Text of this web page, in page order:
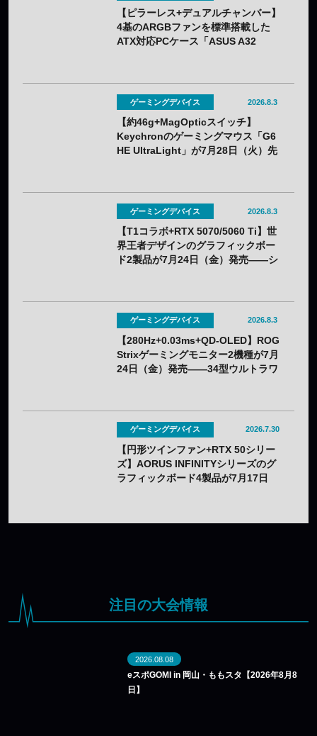
【ピラーレス+デュアルチャンバー】
4基のARGBファンを標準搭載した
ATX対応PCケース「ASUS A32
ゲーミングデバイス 2026.8.3
【約46g+MagOpticスイッチ】
Keychronのゲーミングマウス「G6
HE UltraLight」が7月28日（火）先
ゲーミングデバイス 2026.8.3
【T1コラボ+RTX 5070/5060 Ti】世
界王者デザインのグラフィックボー
ド2製品が7月24日（金）発売——シ
ゲーミングデバイス 2026.8.3
【280Hz+0.03ms+QD-OLED】ROG
Strixゲーミングモニター2機種が7月
24日（金）発売——34型ウルトラワ
ゲーミングデバイス 2026.7.30
【円形ツインファン+RTX 50シリー
ズ】AORUS INFINITYシリーズのグ
ラフィックボード4製品が7月17日
注目の大会情報
2026.08.08
eスポGOMI in 岡山・ももスタ【2026年8月8
日】